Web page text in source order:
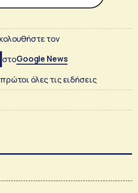
τον
στοGoogle News
όλες τις ειδήσεις